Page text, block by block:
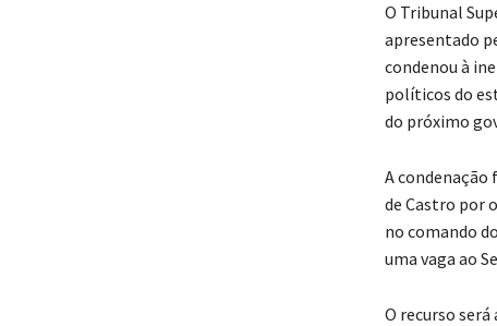
O Tribunal
apresentado
condenou à
políticos do
do próximo
A
de Castro por
no comando
uma vaga ao
O recurso